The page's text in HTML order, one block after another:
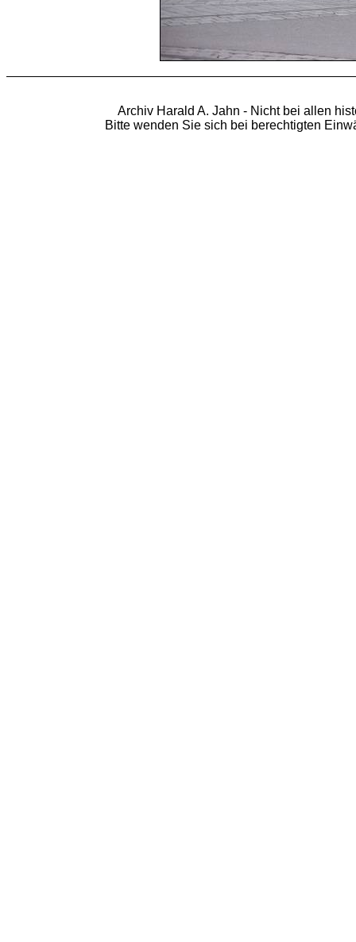
Archiv Harald A. Jahn - Nicht bei allen
Bitte wenden Sie sich bei berechtigten